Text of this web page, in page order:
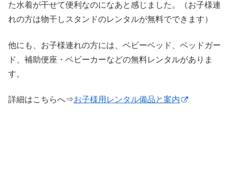
た水着が干せて便利なのになあと感じました。（お子様連
れの方は物干しスタンドのレンタルが無料でできます）
他にも、お子様連れの方には、ベビーベッド、ベッドガー
ド、補助便座・ベビーカーなどの無料レンタルがありま
す。
詳細はこちらへ⇒お子様用レンタル備品と案内